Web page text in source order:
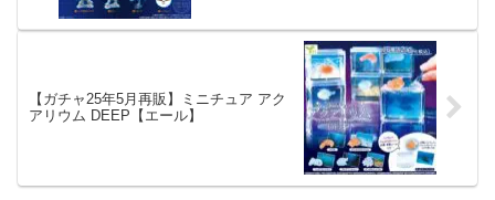
【ガチャ25年5月再販】ミニチュア アク
アリウム DEEP【エール】